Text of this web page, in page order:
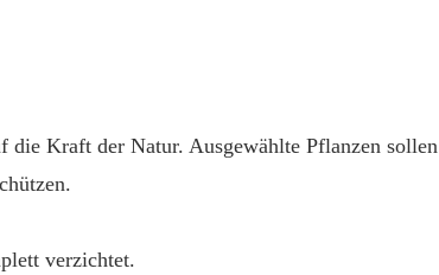
die Kraft der Natur. Ausgewählte Pflanzen sollen
verzichtet.